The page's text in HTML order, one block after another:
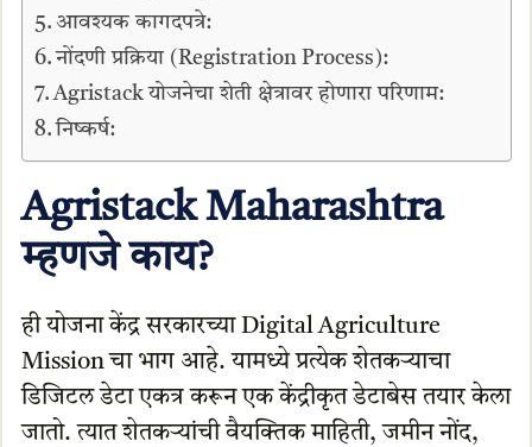
आवश्यक कागदपत्रे:
नोंदणी प्रक्रिया (Registration Process):
Agristack योजनेचा शेती क्षेत्रावर होणारा परिणाम:
निष्कर्ष:
Agristack Maharashtra
म्हणजे काय?
ही योजना केंद्र सरकारच्या Digital Agriculture
Mission चा भाग आहे. यामध्ये प्रत्येक शेतकऱ्याचा
डिजिटल डेटा एकत्र करून एक केंद्रीकृत डेटाबेस तयार केला
जातो. त्यात शेतकऱ्यांची वैयक्तिक माहिती, जमीन नोंद,